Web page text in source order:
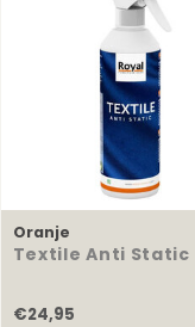
Oranje
Textile Anti Static
€24,95